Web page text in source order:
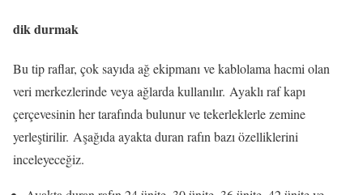
dik durmak
Bu tip raflar, çok sayıda ağ ekipmanı ve kablolama hacmi olan
veri merkezlerinde veya ağlarda kullanılır. Ayaklı raf kapı
çerçevesinin her tarafında bulunur ve tekerleklerle zemine
yerleştirilir. Aşağıda ayakta duran rafın bazı özelliklerini
inceleyeceğiz.